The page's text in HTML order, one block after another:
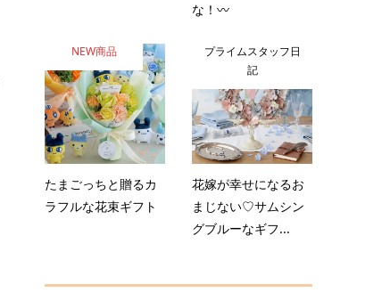
な！〰️
NEW商品
たまごっちと贈るカ
ラフルな花束ギフト
プライムスタッフ日
記
花嫁が幸せになるお
まじない♡サムシン
グブルーなギフ...